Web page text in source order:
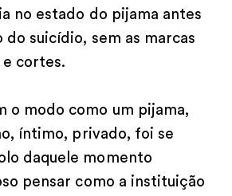
no estado do pijama antes
do suicídio, sem as marcas
e cortes.
o modo como um pijama,
íntimo, privado, foi se
daquele momento
pensar como a instituição